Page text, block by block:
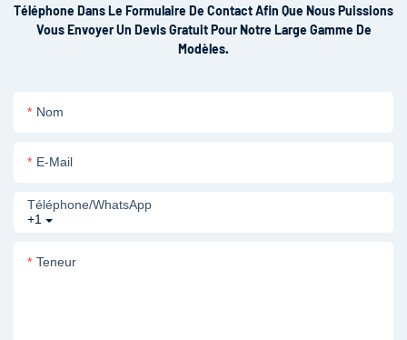
Téléphone Dans Le Formulaire De Contact Afin Que Nous Puissions
Vous Envoyer Un Devis Gratuit Pour Notre Large Gamme De
Modèles.
Nom
E-Mail
+1
Téléphone/WhatsApp
Teneur